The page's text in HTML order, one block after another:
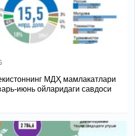
МДҲ мамлакатлари
июнь ойларидаги савдоси